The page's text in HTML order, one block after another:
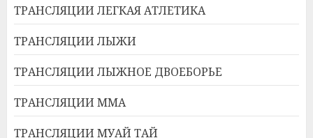
ТРАНСЛЯЦИИ ЛЕГКАЯ АТЛЕТИКА
ТРАНСЛЯЦИИ ЛЫЖИ
ТРАНСЛЯЦИИ ЛЫЖНОЕ ДВОЕБОРЬЕ
ТРАНСЛЯЦИИ ММА
ТРАНСЛЯЦИИ МУАЙ ТАЙ